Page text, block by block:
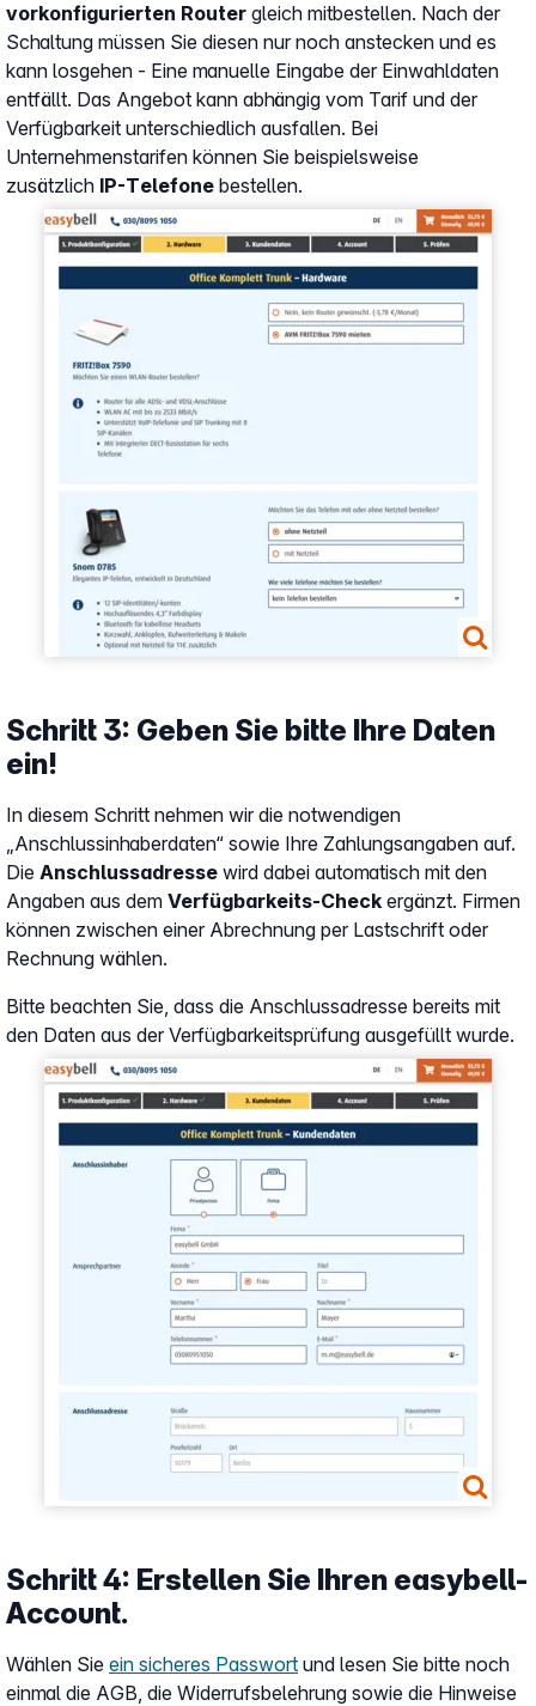
vorkonfigurierten Router gleich mitbestellen. Nach der
Schaltung müssen Sie diesen nur noch anstecken und es
kann losgehen - Eine manuelle Eingabe der Einwahldaten
entfällt. Das Angebot kann abhängig vom Tarif und der
Verfügbarkeit unterschiedlich ausfallen. Bei
Unternehmenstarifen können Sie beispielsweise
zusätzlich IP-Telefone bestellen.
Show larger version
Schritt 3: Geben Sie bitte Ihre Daten
ein!
In diesem Schritt nehmen wir die notwendigen
„Anschlussinhaberdaten“ sowie Ihre Zahlungsangaben auf.
Die Anschlussadresse wird dabei automatisch mit den
Angaben aus dem Verfügbarkeits-Check ergänzt. Firmen
können zwischen einer Abrechnung per Lastschrift oder
Rechnung wählen.
Bitte beachten Sie, dass die Anschlussadresse bereits mit
den Daten aus der Verfügbarkeitsprüfung ausgefüllt wurde.
Show larger version
Schritt 4: Erstellen Sie Ihren easybell-
Account.
Wählen Sie ein sicheres Passwort und lesen Sie bitte noch
einmal die AGB, die Widerrufsbelehrung sowie die Hinweise